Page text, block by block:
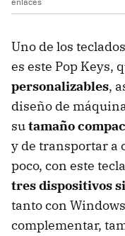
Uno de los
es este Pop Keys,
personalizables,
diseño de
sutamaño
y de transportar a
poco, con este
tres dispositivos
tanto con
complementar,